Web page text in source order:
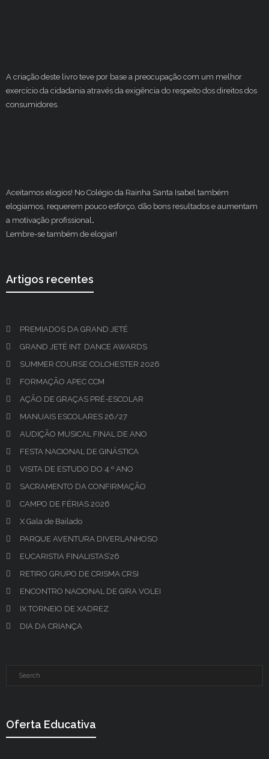
A criação deste livro teve por base a preocupação com um melhor
exercício da cidadania através da exigência do respeito dos direitos dos
consumidores.
Aceitamos elogios! No Colégio da Rainha Santa Isabel também
elogiamos, requerem pouco esforço, dão bons resultados e aumentam
a motivação profissional .
Lembre-se também de elogiar!
Artigos recentes
PREMIADOS DA GRAND JETÉ
GRAND JETÉ INT. DANCE AWARDS
SUMMER COURSE COLCHESTER 2026
FORMAÇÃO APEC CCM
AÇÃO DE GRAÇAS PRÉ-ESCOLAR
MANUAIS ESCOLARES 26/27
AUDIÇÃO MUSICAL FINAL DE ANO
FESTA NACIONAL DE GINÁSTICA
VISITA DE ESTUDO DO 4.º ANO
SACRAMENTO DA CONFIRMAÇÃO
CAMPO DE FÉRIAS 2026
X Gala de Bailado
PARQUE AVENTURA DIVERLANHOSO
EUCARISTIA FINALISTAS’26
RETIRO GRUPO DE CRISMA CRSI
ENCONTRO NACIONAL DE GIRA VOLEI
IX TORNEIO DE XADREZ
DIA DA CRIANÇA
Oferta Educativa